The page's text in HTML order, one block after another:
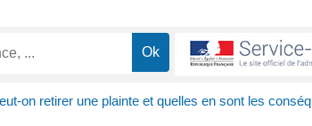
on retirer une plainte et quelles en sont les